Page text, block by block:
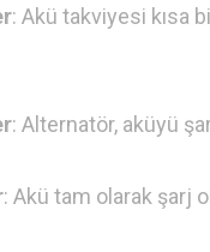
: Akü takviyesi kısa
: Alternatör, aküyü
: Akü tam olarak şarj